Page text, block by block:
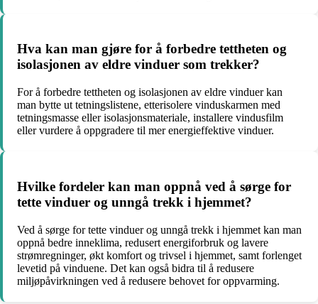
Hva kan man gjøre for å forbedre tettheten og
isolasjonen av eldre vinduer som trekker?
For å forbedre tettheten og isolasjonen av eldre vinduer kan
man bytte ut tetningslistene, etterisolere vinduskarmen med
tetningsmasse eller isolasjonsmateriale, installere vindusfilm
eller vurdere å oppgradere til mer energieffektive vinduer.
Hvilke fordeler kan man oppnå ved å sørge for
tette vinduer og unngå trekk i hjemmet?
Ved å sørge for tette vinduer og unngå trekk i hjemmet kan man
oppnå bedre inneklima, redusert energiforbruk og lavere
strømregninger, økt komfort og trivsel i hjemmet, samt forlenget
levetid på vinduene. Det kan også bidra til å redusere
miljøpåvirkningen ved å redusere behovet for oppvarming.